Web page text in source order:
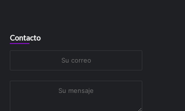
Contacto